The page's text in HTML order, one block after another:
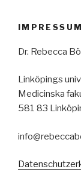
Dr. Rebecca
Linköpings
Medicinska
581 83